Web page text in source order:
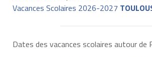
Vacances Scolaires 2026-2027
Dates des vacances scolaires autour de